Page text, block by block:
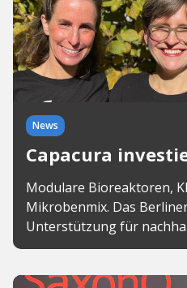
News
Capacura
Modulare Bioreaktoren,
Mikrobenmix. Das
Unterstützung für